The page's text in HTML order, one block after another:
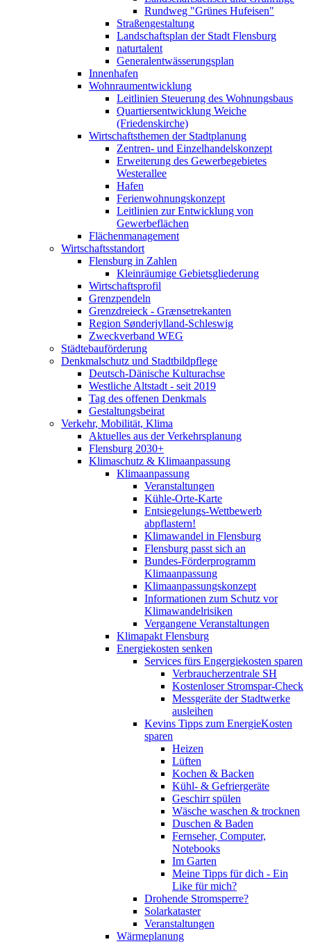
Rundweg "Grünes Hufeisen"
Straßengestaltung
Landschaftsplan der Stadt Flensburg
naturtalent
Generalentwässerungsplan
Innenhafen
Wohnraumentwicklung
Leitlinien Steuerung des Wohnungsbaus
Quartiersentwicklung Weiche
(Friedenskirche)
Wirtschaftsthemen der Stadtplanung
Zentren- und Einzelhandelskonzept
Erweiterung des Gewerbegebietes
Westerallee
Hafen
Ferienwohnungskonzept
Leitlinien zur Entwicklung von
Gewerbeflächen
Flächenmanagement
Wirtschaftsstandort
Flensburg in Zahlen
Kleinräumige Gebietsgliederung
Wirtschaftsprofil
Grenzpendeln
Grenzdreieck - Grænsetrekanten
Region Sønderjylland-Schleswig
Zweckverband WEG
Städtebauförderung
Denkmalschutz und Stadtbildpflege
Deutsch-Dänische Kulturachse
Westliche Altstadt - seit 2019
Tag des offenen Denkmals
Gestaltungsbeirat
Verkehr, Mobilität, Klima
Aktuelles aus der Verkehrsplanung
Flensburg 2030+
Klimaschutz & Klimaanpassung
Klimaanpassung
Veranstaltungen
Kühle-Orte-Karte
Entsiegelungs-Wettbewerb
abpflastern!
Klimawandel in Flensburg
Flensburg passt sich an
Bundes-Förderprogramm
Klimaanpassung
Klimaanpassungskonzept
Informationen zum Schutz vor
Klimawandelrisiken
Vergangene Veranstaltungen
Klimapakt Flensburg
Energiekosten senken
Services fürs Engergiekosten sparen
Verbraucherzentrale SH
Kostenloser Stromspar-Check
Messgeräte der Stadtwerke
ausleihen
Kevins Tipps zum EnergieKosten
sparen
Heizen
Lüften
Kochen & Backen
Kühl- & Gefriergeräte
Geschirr spülen
Wäsche waschen & trocknen
Duschen & Baden
Fernseher, Computer,
Notebooks
Im Garten
Meine Tipps für dich - Ein
Like für mich?
Drohende Stromsperre?
Solarkataster
Veranstaltungen
Wärmeplanung